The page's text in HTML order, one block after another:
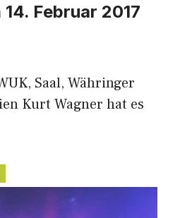
Februar 2017
Saal, Währinger
Kurt Wagner hat es